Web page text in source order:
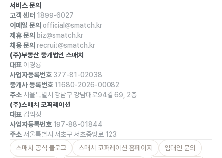
서비스 문의
고객 센터 1899-6027
이메일 문의 official@smatch.kr
제휴 문의 biz@smatch.kr
채용 문의 recruit@smatch.kr
(주)부동산 중개법인 스매치
대표 이경룡
사업자등록번호 377-81-02038
중개사 등록번호 11680-2026-00082
주소 서울특별시 강남구 강남대로94길 69, 2층
(주)스매치 코퍼레이션
대표 김익정
사업자등록번호 197-88-01844
주소 서울특별시 서초구 서초중앙로 123
스매치 공식 블로그
스매치 코퍼레이션 홈페이지 임대인 문의